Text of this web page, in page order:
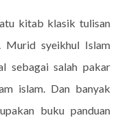
kitab klasik tulisan
Murid syeikhul Islam
sebagai salah pakar
islam. Dan banyak
buku panduan